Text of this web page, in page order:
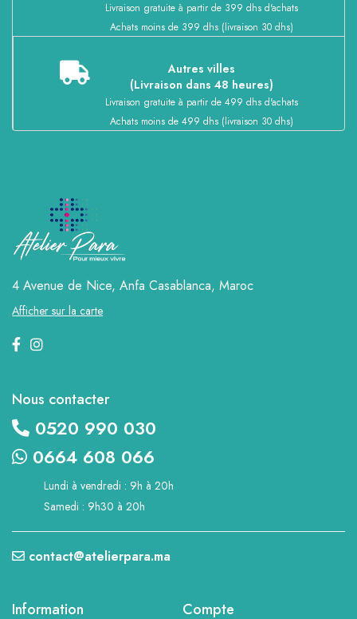
Livraison gratuite à partir de 399 dhs d'achats
Achats moins de 399 dhs (livraison 30 dhs)
Autres villes
(Livraison dans 48 heures)
Livraison gratuite à partir de 499 dhs d'achats
Achats moins de 499 dhs (livraison 30 dhs)
4 Avenue de Nice, Anfa Casablanca, Maroc
Afficher sur la carte
Nous contacter
0520 990 030
0664 608 066
Lundi à vendredi : 9h à 20h
Samedi : 9h30 à 20h
contact@atelierpara.ma
Information Compte